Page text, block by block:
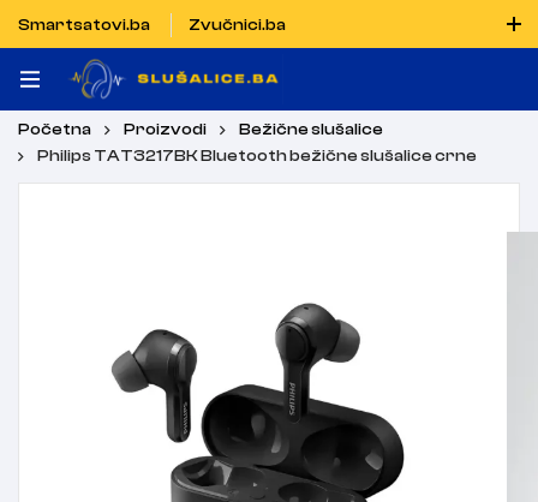
Smartsatovi.ba
Zvučnici.ba
Naručiti možete i porukom putem Vibera i WhatsAppa
Početna Proizvodi
Bežične slušalice
Philips TAT3217BK Bluetooth bežične slušalice crne